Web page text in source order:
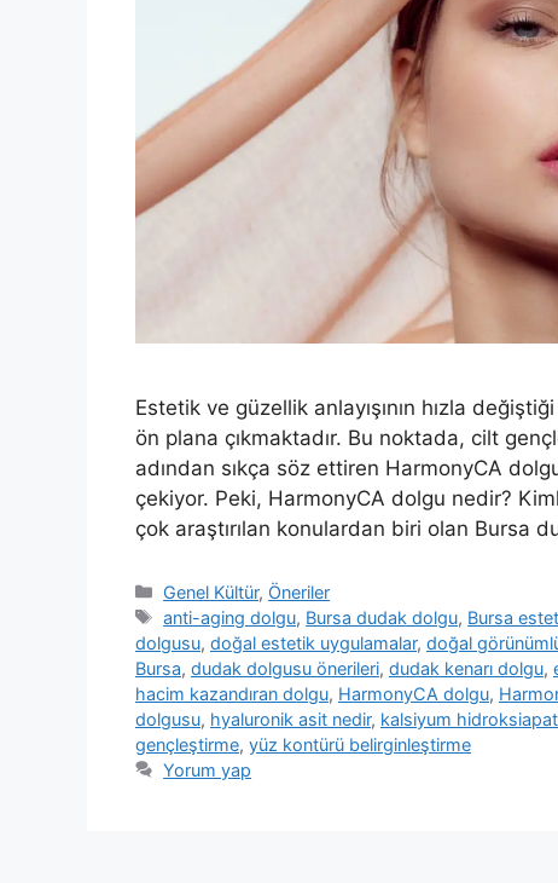
Estetik ve güzellik anlayışının hızla
ön plana çıkmaktadır. Bu noktada, cilt
adından sıkça söz ettiren HarmonyCA
çekiyor. Peki, HarmonyCA dolgu nedir?
çok araştırılan konulardan biri olan Bursa
Kategoriler
Genel Kültür, Öneriler
Etiketler
anti-aging dolgu, Bursa dudak dolgu, Bursa
dolgusu, doğal estetik uygulamalar, doğal
Bursa, dudak dolgusu önerileri, dudak kenarı dolgu,
hacim kazandıran dolgu, HarmonyCA dolgu,
dolgusu, hyaluronik asit nedir, kalsiyum
gençleştirme, yüz kontürü belirginleştirme
Yorum yap